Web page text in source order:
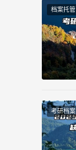
档案托管
考研档案